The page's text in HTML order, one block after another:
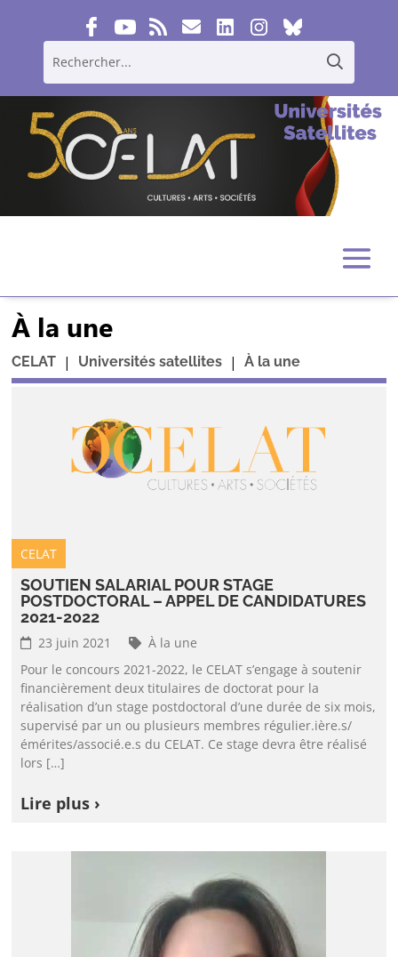
À la une
CELAT | Universités satellites | À la une
CELAT
SOUTIEN SALARIAL POUR STAGE
POSTDOCTORAL – APPEL DE CANDIDATURES
2021-2022
23 juin 2021
À la une
Pour le concours 2021-2022, le CELAT s’engage à soutenir
financièrement deux titulaires de doctorat pour la
réalisation d’un stage postdoctoral d’une durée de six mois,
supervisé par un ou plusieurs membres régulier.ière.s/
émérites/associé.e.s du CELAT. Ce stage devra être réalisé
lors […]
Lire plus ›